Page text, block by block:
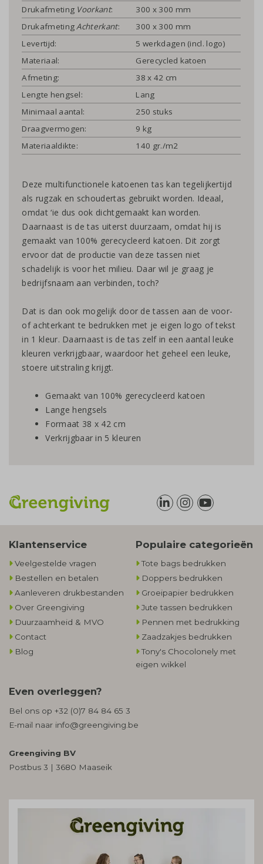
Drukafmeting Voorkant:
300 x 300 mm
DrukafmetingAchterkant:
300 x 300 mm
Levertijd:
5 werkdagen (incl. logo)
Materiaal:
Gerecycled katoen
Afmeting:
38 x 42 cm
Lengte hengsel:
Lang
Minimaal aantal:
250 stuks
Draagvermogen:
9 kg
Materiaaldikte:
140 gr./m2
Deze multifunctionele katoenen tas kan tegelijkertijd
als rugzak en schoudertas gebruikt worden. Ideaal,
omdat ‘ie dus ook dichtgemaakt kan worden.
Daarnaast is de tas uiterst duurzaam, omdat hij is
gemaakt van 100% gerecycleerd katoen. Dit zorgt
ervoor dat de productie van deze tassen niet
schadelijk is voor het milieu. Daar wil je graag je
bedrijfsnaam aan verbinden, toch?
Dat is dan ook mogelijk door de tassen aan de voor-
of achterkant te bedrukken met je eigen logo of tekst
in 1 kleur. Daarnaast is de tas zelf in een aantal leuke
kleuren verkrijgbaar, waardoor het geheel een leuke,
stoere uitstraling krijgt.
Gemaakt van 100% gerecycleerd katoen
Lange hengsels
Formaat 38 x 42 cm
Verkrijgbaar in 5 kleuren
Klantenservice
Veelgestelde vragen
Bestellen en betalen
Aanleveren drukbestanden
Over Greengiving
Duurzaamheid & MVO
Contact
Blog
Populaire categorieën
Tote bags bedrukken
Doppers bedrukken
Groeipapier bedrukken
Jute tassen bedrukken
Pennen met bedrukking
Zaadzakjes bedrukken
Tony's Chocolonely met
eigen wikkel
Even overleggen?
Bel ons op +32 (0)7 84 84 65 3
E-mail naar info@greengiving.be
Greengiving BV
Postbus 3 | 3680 Maaseik